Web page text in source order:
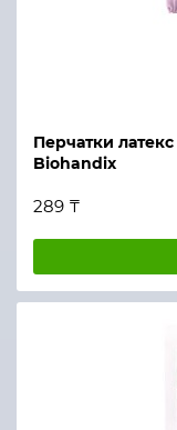
Перчатки
Biohandix
289 ₸